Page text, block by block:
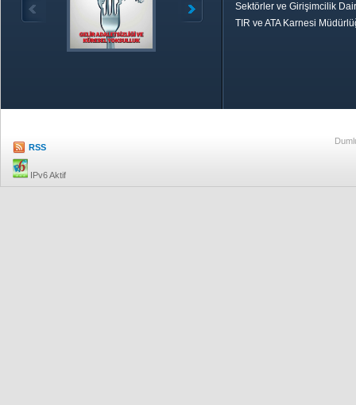
Sektörler ve Girişimcilik
TIR ve ATA Karnesi
RSS
IPv6 Aktif